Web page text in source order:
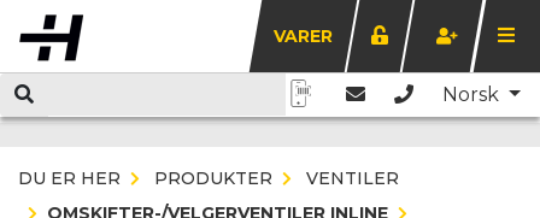
VARER
Norsk
DU ER HER PRODUKTER
VENTILER
OMSKIFTER-/VELGERVENTILER INLINE